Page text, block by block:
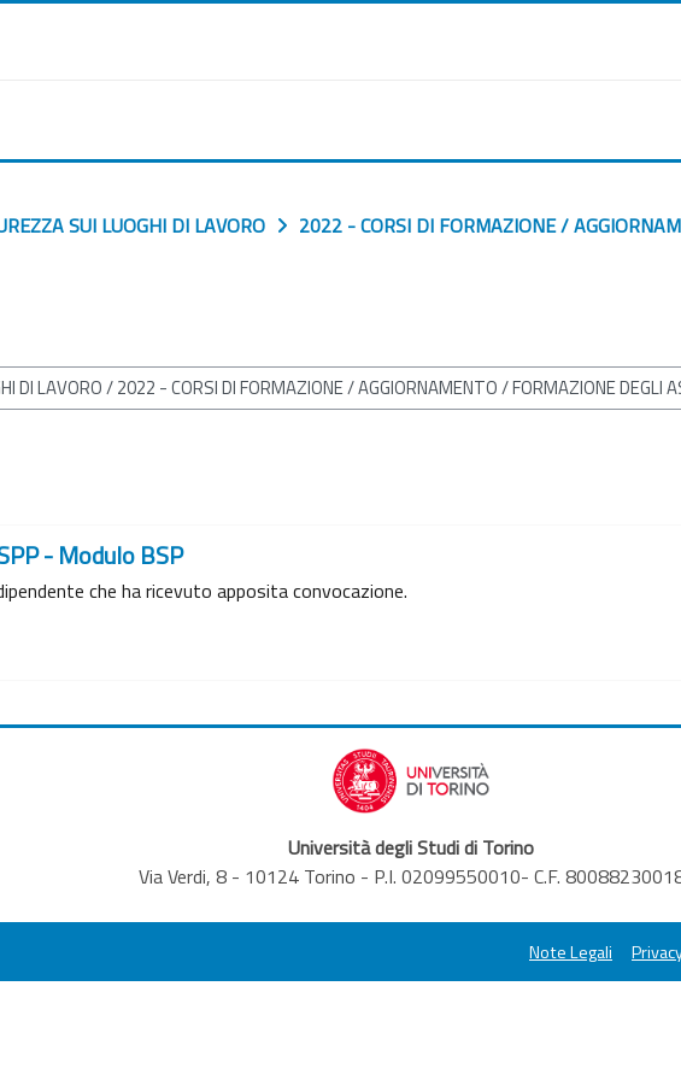
SUI LUOGHI DI LAVORO 2022 - CORSI DI FORMAZIONE /
- Modulo BSP
che ha ricevuto apposita convocazione.
Università degli Studi di Torino
Via Verdi, 8 - 10124 Torino - P.I. 02099550010- C.F.
Note Legali